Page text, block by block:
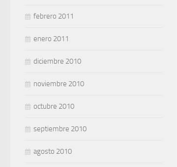
febrero 2011
enero 2011
diciembre 2010
noviembre 2010
octubre 2010
septiembre 2010
agosto 2010